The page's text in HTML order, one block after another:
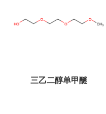
三乙二醇单甲醚